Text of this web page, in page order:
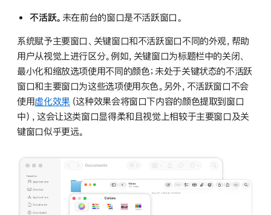
不活跃。 未在前台的窗口是不活跃窗口。
系统赋予主要窗口、关键窗口和不活跃窗口不同的外观，帮助
用户从视觉上进行区分。例如，关键窗口为标题栏中的关闭、
最小化和缩放选项使用不同的颜色；未处于关键状态的不活跃
窗口和主要窗口为这些选项使用灰色。另外，不活跃窗口不会
使用虚化效果 （这种效果会将窗口下内容的颜色提取到窗口
中），这会让这类窗口显得柔和且视觉上相较于主要窗口及关
键窗口似乎更远。